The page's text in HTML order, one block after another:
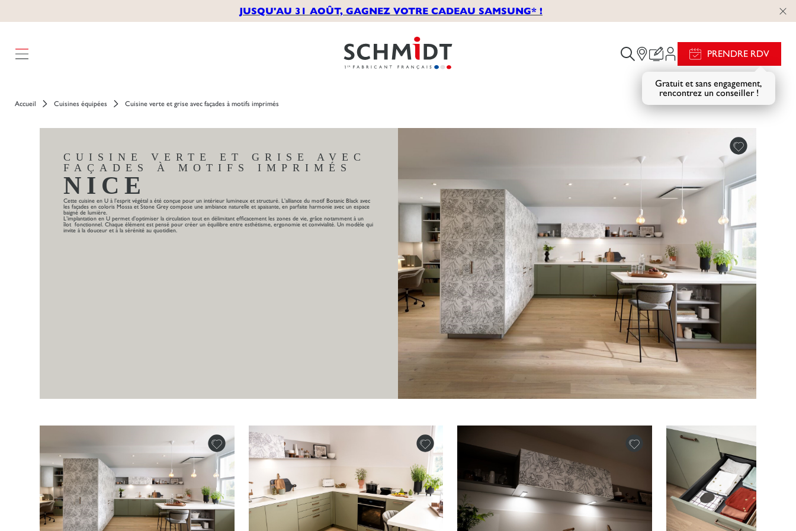
JUSQU'AU 31 AOÛT, GAGNEZ VOTRE CADEAU SAMSUNG* !
PRENDRE RDV
Gratuit et sans engagement,
rencontrez un conseiller !
Accueil Cuisines équipées Cuisine verte et grise avec façades à motifs imprimés
CUISINE VERTE ET GRISE AVEC
FAÇADES À MOTIFS IMPRIMÉS
NICE
Cette cuisine en U à l’esprit végétal a été conçue pour un intérieur lumineux et structuré. L’alliance du motif Botanic Black avec
les façades en coloris Mossa et Stone Grey compose une ambiance naturelle et apaisante, en parfaite harmonie avec un espace
baigné de lumière.
L’implantation en U permet d’optimiser la circulation tout en délimitant efficacement les zones de vie, grâce notamment à un
îlot fonctionnel. Chaque élément est pensé pour créer un équilibre entre esthétisme, ergonomie et convivialité. Un modèle qui
invite à la douceur et à la sérénité au quotidien.